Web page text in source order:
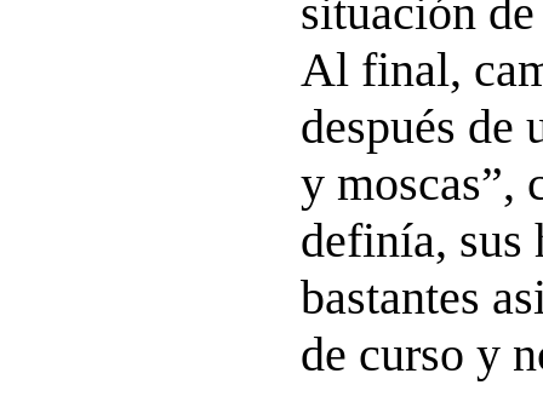
situación
Al final,
después de
y moscas”,
definía, sus
bastantes
de curso y